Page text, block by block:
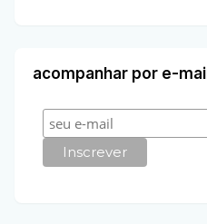
acompanhar por e-mail